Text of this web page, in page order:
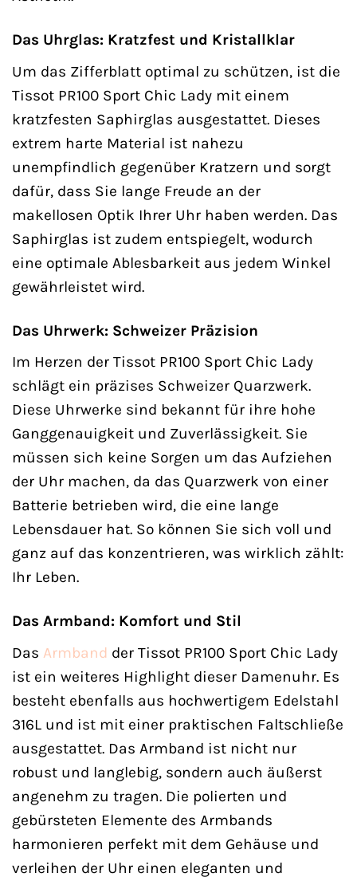
Das Uhrglas: Kratzfest und Kristallklar
Um das Zifferblatt optimal zu schützen, ist die
Tissot PR100 Sport Chic Lady mit einem
kratzfesten Saphirglas ausgestattet. Dieses
extrem harte Material ist nahezu
unempfindlich gegenüber Kratzern und sorgt
dafür, dass Sie lange Freude an der
makellosen Optik Ihrer Uhr haben werden. Das
Saphirglas ist zudem entspiegelt, wodurch
eine optimale Ablesbarkeit aus jedem Winkel
gewährleistet wird.
Das Uhrwerk: Schweizer Präzision
Im Herzen der Tissot PR100 Sport Chic Lady
schlägt ein präzises Schweizer Quarzwerk.
Diese Uhrwerke sind bekannt für ihre hohe
Ganggenauigkeit und Zuverlässigkeit. Sie
müssen sich keine Sorgen um das Aufziehen
der Uhr machen, da das Quarzwerk von einer
Batterie betrieben wird, die eine lange
Lebensdauer hat. So können Sie sich voll und
ganz auf das konzentrieren, was wirklich zählt:
Ihr Leben.
Das Armband: Komfort und Stil
Das Armband der Tissot PR100 Sport Chic Lady
ist ein weiteres Highlight dieser Damenuhr. Es
besteht ebenfalls aus hochwertigem Edelstahl
316L und ist mit einer praktischen Faltschließe
ausgestattet. Das Armband ist nicht nur
robust und langlebig, sondern auch äußerst
angenehm zu tragen. Die polierten und
gebürsteten Elemente des Armbands
harmonieren perfekt mit dem Gehäuse und
verleihen der Uhr einen eleganten und